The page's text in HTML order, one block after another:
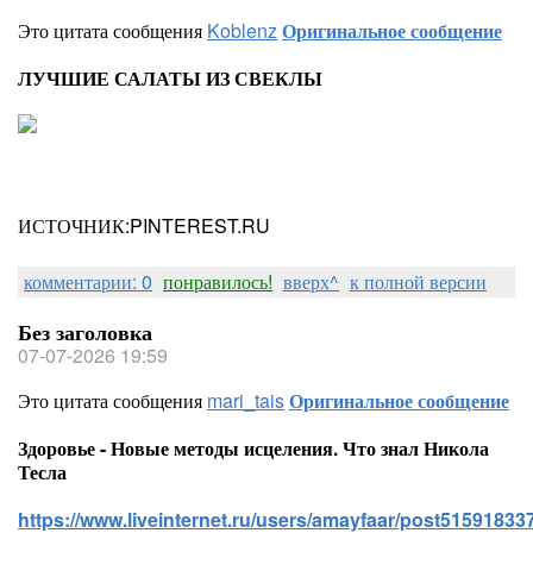
Это цитата сообщения KoblenzОригинальное сообщение
ЛУЧШИЕ САЛАТЫ ИЗ СВЕКЛЫ
ИСТОЧНИК:PINTEREST.RU
комментарии: 0 понравилось! вверх^ к полной версии
Без заголовка
07-07-2026 19:59
Это цитата сообщения mari_taisОригинальное сообщение
Здоровье - Новые методы исцеления. Что знал Никола
Тесла
https://www.liveinternet.ru/users/amayfaar/